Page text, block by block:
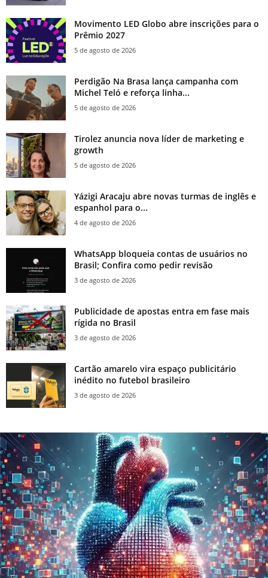
Movimento LED Globo abre inscrições para o
Prêmio 2027
5 de agosto de 2026
Perdigão Na Brasa lança campanha com
Michel Teló e reforça linha...
5 de agosto de 2026
Tirolez anuncia nova líder de marketing e
growth
5 de agosto de 2026
Yázigi Aracaju abre novas turmas de inglês e
espanhol para o...
4 de agosto de 2026
WhatsApp bloqueia contas de usuários no
Brasil; Confira como pedir revisão
3 de agosto de 2026
Publicidade de apostas entra em fase mais
rígida no Brasil
3 de agosto de 2026
Cartão amarelo vira espaço publicitário
inédito no futebol brasileiro
3 de agosto de 2026